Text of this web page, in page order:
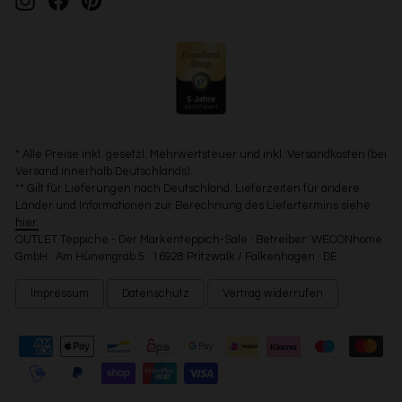
* Alle Preise inkl. gesetzl. Mehrwertsteuer und inkl. Versandkosten (bei
Versand innerhalb Deutschlands).
** Gilt für Lieferungen nach Deutschland. Lieferzeiten für andere
Länder und Informationen zur Berechnung des Liefertermins siehe
hier.
OUTLET Teppiche - Der Markenteppich-Sale · Betreiber: WECONhome
GmbH · Am Hünengrab 5 · 16928 Pritzwalk / Falkenhagen · DE
Impressum Datenschutz Vertrag widerrufen